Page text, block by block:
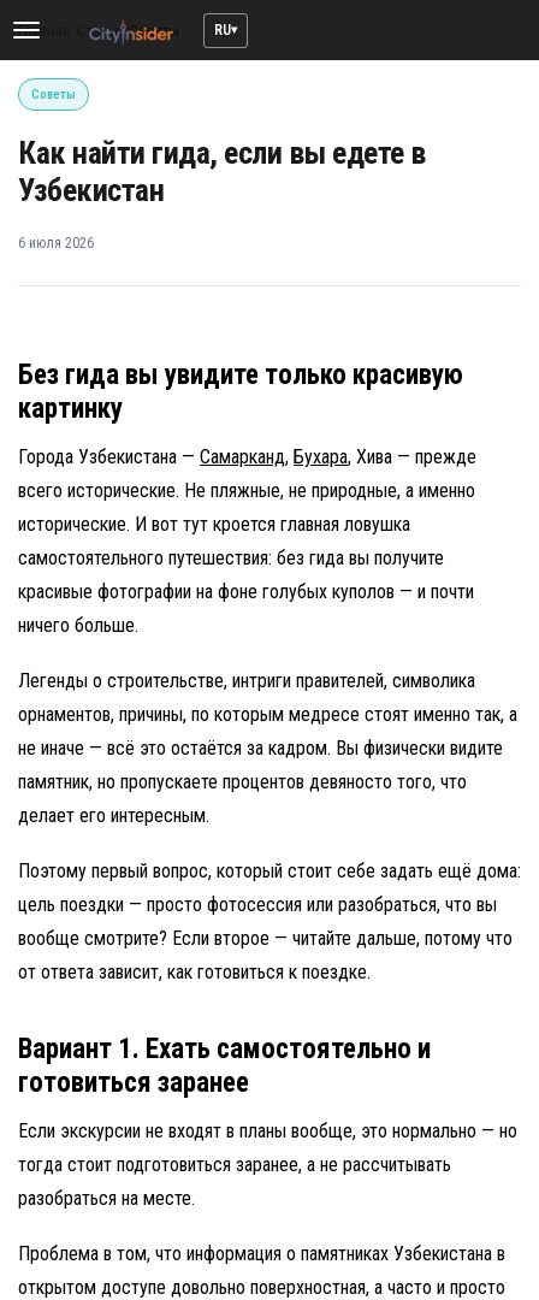
Toggle
RU
Главная Статьи/Советы
Советы
Как найти гида, если вы едете в
Узбекистан
6 июля 2026
Без гида вы увидите только красивую
картинку
Города Узбекистана — Самарканд, Бухара, Хива — прежде
всего исторические. Не пляжные, не природные, а именно
исторические. И вот тут кроется главная ловушка
самостоятельного путешествия: без гида вы получите
красивые фотографии на фоне голубых куполов — и почти
ничего больше.
Легенды о строительстве, интриги правителей, символика
орнаментов, причины, по которым медресе стоят именно так, а
не иначе — всё это остаётся за кадром. Вы физически видите
памятник, но пропускаете процентов девяносто того, что
делает его интересным.
Поэтому первый вопрос, который стоит себе задать ещё дома:
цель поездки — просто фотосессия или разобраться, что вы
вообще смотрите? Если второе — читайте дальше, потому что
от ответа зависит, как готовиться к поездке.
Вариант 1. Ехать самостоятельно и
готовиться заранее
Если экскурсии не входят в планы вообще, это нормально — но
тогда стоит подготовиться заранее, а не рассчитывать
разобраться на месте.
Проблема в том, что информация о памятниках Узбекистана в
открытом доступе довольно поверхностная, а часто и просто